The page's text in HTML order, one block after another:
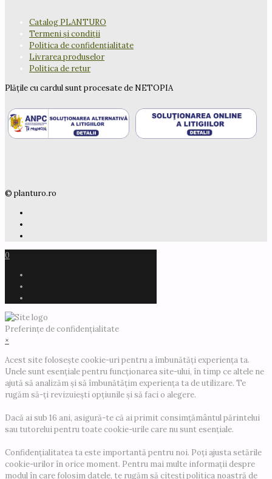
Catalog PLANTURO
Termeni și condiții
Politica de confidențialitate
Livrarea produselor
Politica de retur
Plățile cu cardul sunt procesate de NETOPIA
© planturo.ro
0
Preferințe de confidențialitate
×
Acest site folosește cookie-uri pentru a îmbunătăți experiența ta.
Unele sunt esențiale pentru funcționarea site-ului, în timp ce altele ne
ajută să analizăm și să îmbunătățim experiența ta de utilizare. Te
rugăm să-ți revizuiești opțiunile și să faci o alegere.
Dacă ai sub 16 ani, asigură-te că ai primit consimțământul părintelui
sau tutorelui pentru toate cookie-urile care nu sunt esențiale.
Confidențialitatea ta este importantă pentru noi. Poți ajusta setările
cookie-urilor în orice moment. Pentru mai multe informații despre
modul în care folosim datele, te rugăm să citești politica noastră de